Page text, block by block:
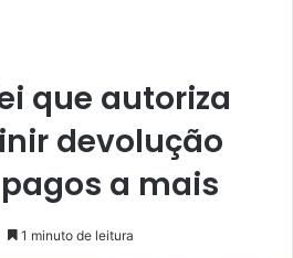
que autoriza
devolução
a mais
1 minuto de leitura